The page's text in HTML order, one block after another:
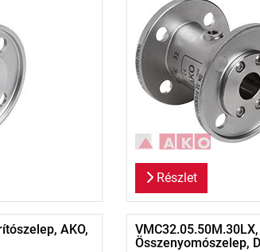
Részlet
AKO,
VMC32.05.50M.30LX,
Összenyomószelep,